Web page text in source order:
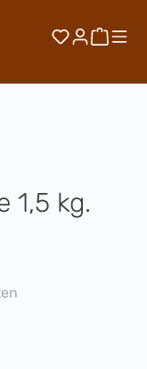
Du hast 0
1,5 kg.